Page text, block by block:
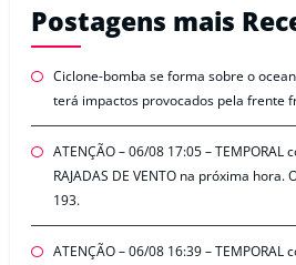
Postagens mais
Ciclone-bomba se forma sobre o
terá impactos provocados pela frente
ATENÇÃO – 06/08 17:05 – TEMPORAL
RAJADAS DE VENTO na próxima
193.
ATENÇÃO – 06/08 16:39 – TEMPORAL